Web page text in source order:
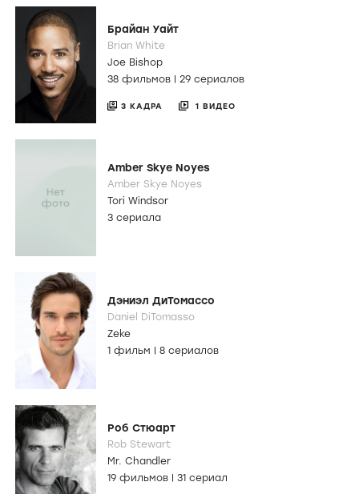
Брайан Уайт
Brian White
Joe Bishop
38 фильмов | 29 сериалов
3 КАДРА 1 ВИДЕО
Amber Skye Noyes
Amber Skye Noyes
Tori Windsor
3 сериала
Дэниэл ДиТомассо
Daniel DiTomasso
Zeke
1 фильм
8 сериалов
Роб Стюарт
Rob Stewart
Mr. Chandler
19 фильмов | 31 сериал